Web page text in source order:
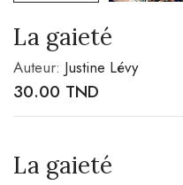
La gaieté
Auteur: Justine Lévy
30.00 TND
La gaieté